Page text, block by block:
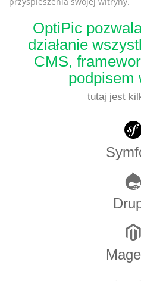
OptiPic
działanie
CMS,
podpisem
tutaj jest